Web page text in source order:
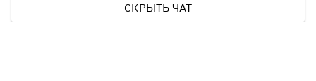
СКРЫТЬ ЧАТ